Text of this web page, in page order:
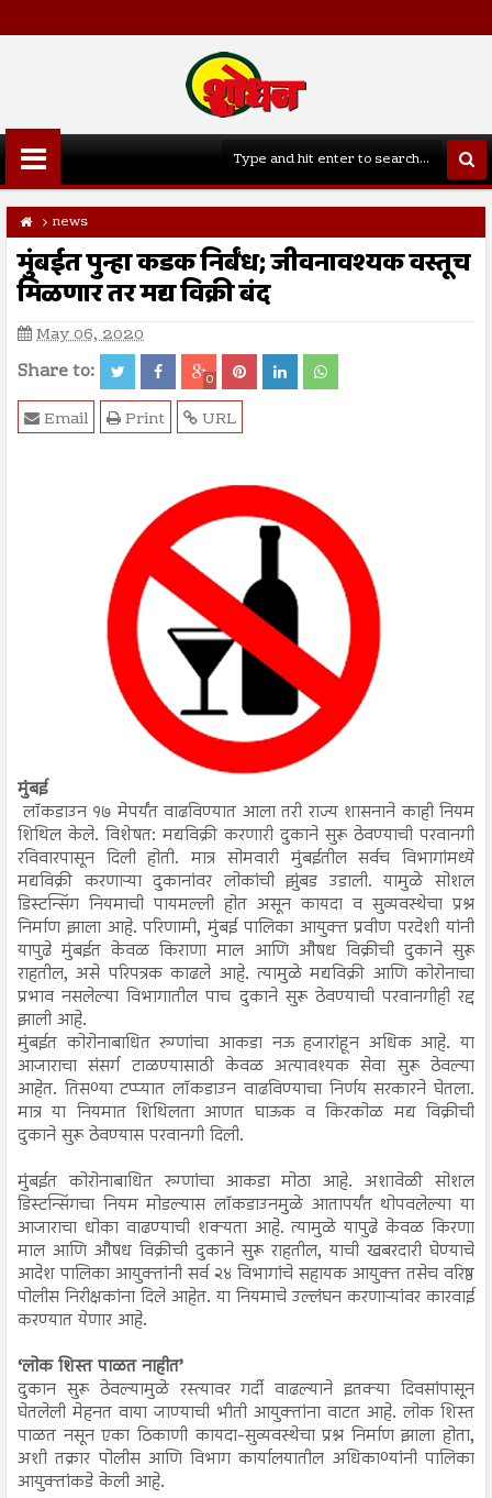
news
मुंबईत पुन्हा कडक निर्बंध; जीवनावश्यक वस्तूच
मिळणार तर मद्य विक्री बंद
May 06, 2020
Share to: 0
URL
Print
Email
मुंबई
लॉकडाउन १७ मेपर्यंत वाढविण्यात आला तरी राज्य शासनाने काही नियम
शिथिल केले. विशेषत: मद्यविक्री करणारी दुकाने सुरू ठेवण्याची परवानगी
रविवारपासून दिली होती. मात्र सोमवारी मुंबईतील सर्वच विभागांमध्ये
मद्यविक्री करणाऱ्या दुकानांवर लोकांची झुंबड उडाली. यामुळे सोशल
डिस्टन्सिंग नियमाची पायमल्ली होत असून कायदा व सुव्यवस्थेचा प्रश्न
निर्माण झाला आहे. परिणामी, मुंबई पालिका आयुक्त प्रवीण परदेशी यांनी
यापुढे मुंबईत केवळ किराणा माल आणि औषध विक्रीची दुकाने सुरू
राहतील, असे परिपत्रक काढले आहे. त्यामुळे मद्यविक्री आणि कोरोनाचा
प्रभाव नसलेल्या विभागातील पाच दुकाने सुरू ठेवण्याची परवानगीही रद्द
झाली आहे.
मुंबईत कोरोनाबाधित रुग्णांचा आकडा नऊ हजारांहून अधिक आहे. या
आजाराचा संसर्ग टाळण्यासाठी केवळ अत्यावश्यक सेवा सुरू ठेवल्या
आहेत. तिसºया टप्प्यात लॉकडाउन वाढविण्याचा निर्णय सरकारने घेतला.
मात्र या नियमात शिथिलता आणत घाऊक व किरकोळ मद्य विक्रीची
दुकाने सुरू ठेवण्यास परवानगी दिली.
मुंबईत कोरोनाबाधित रुग्णांचा आकडा मोठा आहे. अशावेळी सोशल
डिस्टन्सिंगचा नियम मोडल्यास लॉकडाउनमुळे आतापर्यंत थोपवलेल्या या
आजाराचा धोका वाढण्याची शक्यता आहे. त्यामुळे यापुढे केवळ किरणा
माल आणि औषध विक्रीची दुकाने सुरू राहतील, याची खबरदारी घेण्याचे
आदेश पालिका आयुक्तांनी सर्व २४ विभागांचे सहायक आयुक्त तसेच वरिष्ठ
पोलीस निरीक्षकांना दिले आहेत. या नियमाचे उल्लंघन करणाऱ्यांवर कारवाई
करण्यात येणार आहे.
‘लोक शिस्त पाळत नाहीत’
दुकान सुरू ठेवल्यामुळे रस्त्यावर गर्दी वाढल्याने इतक्या दिवसांपासून
घेतलेली मेहनत वाया जाण्याची भीती आयुक्तांना वाटत आहे. लोक शिस्त
पाळत नसून एका ठिकाणी कायदा-सुव्यवस्थेचा प्रश्न निर्माण झाला होता,
अशी तक्रार पोलीस आणि विभाग कार्यालयातील अधिकाºयांनी पालिका
आयुक्तांकडे केली आहे.